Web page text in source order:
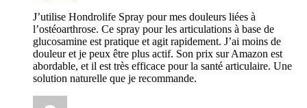
J’utilise Hondrolife Spray pour mes douleurs liées à
l’ostéoarthrose. Ce spray pour les articulations à base de
glucosamine est pratique et agit rapidement. J’ai moins de
douleur et je peux être plus actif. Son prix sur Amazon est
abordable, et il est très efficace pour la santé articulaire. Une
solution naturelle que je recommande.